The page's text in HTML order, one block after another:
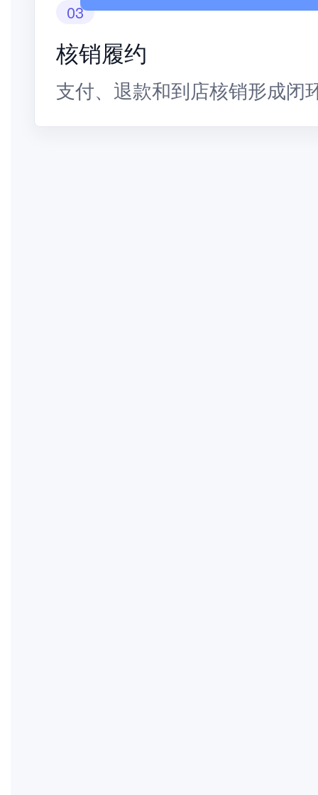
03
核销履约
支付、退款和到店核销形成闭